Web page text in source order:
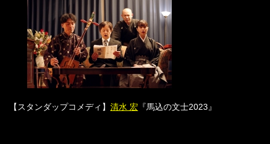
【スタンダップコメディ】 清水 宏 『馬込の文士2023』